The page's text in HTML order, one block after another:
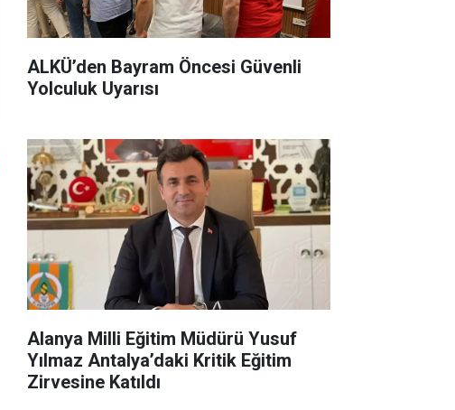
ALKÜ’den Bayram Öncesi Güvenli
Yolculuk Uyarısı
Alanya Milli Eğitim Müdürü Yusuf
Yılmaz Antalya’daki Kritik Eğitim
Zirvesine Katıldı